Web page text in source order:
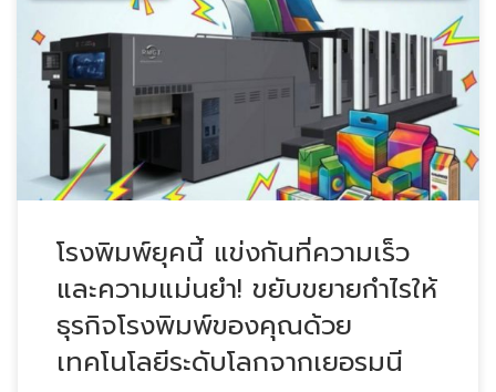
รู้หรือไม่? ปัญหาใหญ่ของช่างพิมพ์คือการเสียเวลารอป […]
โรงพิมพ์ยุคนี้ แข่งกันที่ความเร็ว
และความแม่นยำ! ขยับขยายกำไรให้
ธุรกิจโรงพิมพ์ของคุณด้วย
เทคโนโลยีระดับโลกจากเยอรมนี